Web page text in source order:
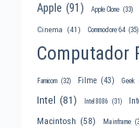
Apple (91) Apple Clone (33)
Cinema (41) Commodore 64 (35)
Computador
Famicom (32) Filme (43) Geek
Intel (81) Intel 8086 (31)
Macintosh (58) Mainframe